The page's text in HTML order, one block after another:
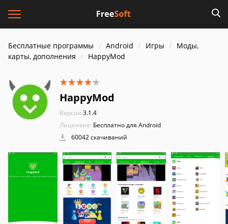
Бесплатные программы Android Игры
Моды,
карты, дополнения
HappyMod
HappyMod
Версия:3.1.4
Лицензия: Бесплатно для Android
60042 скачиваний